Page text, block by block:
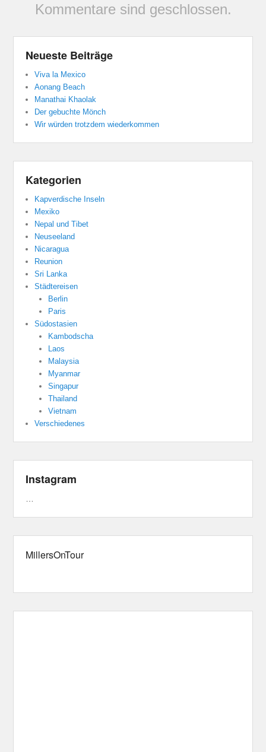
Kommentare sind geschlossen.
Neueste Beiträge
Viva la Mexico
Aonang Beach
Manathai Khaolak
Der gebuchte Mönch
Wir würden trotzdem wiederkommen
Kategorien
Kapverdische Inseln
Mexiko
Nepal und Tibet
Neuseeland
Nicaragua
Reunion
Sri Lanka
Städtereisen
Berlin
Paris
Südostasien
Kambodscha
Laos
Malaysia
Myanmar
Singapur
Thailand
Vietnam
Verschiedenes
Instagram
MillersOnTour